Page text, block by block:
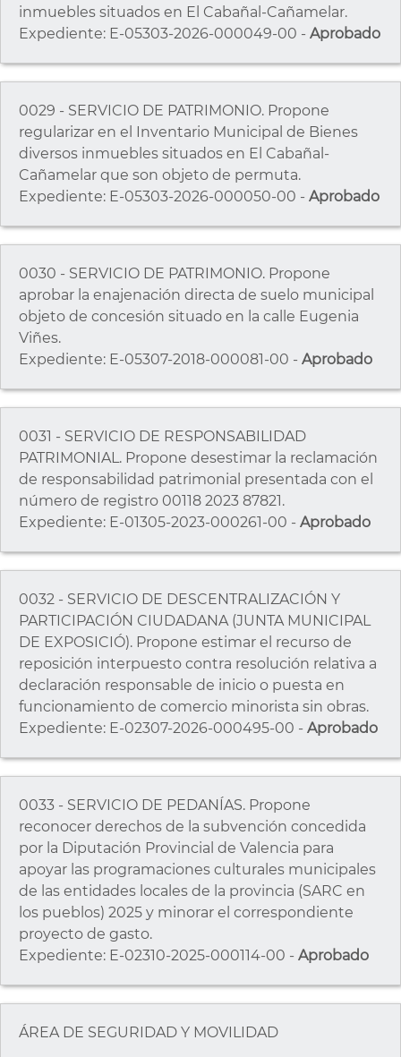
inmuebles situados en El Cabañal-Cañamelar.
Expediente: E-05303-2026-000049-00 - Aprobado
0029 - SERVICIO DE PATRIMONIO. Propone
regularizar en el Inventario Municipal de Bienes
diversos inmuebles situados en El Cabañal-
Cañamelar que son objeto de permuta.
Expediente: E-05303-2026-000050-00 - Aprobado
0030 - SERVICIO DE PATRIMONIO. Propone
aprobar la enajenación directa de suelo municipal
objeto de concesión situado en la calle Eugenia
Viñes.
Expediente: E-05307-2018-000081-00 - Aprobado
0031 - SERVICIO DE RESPONSABILIDAD
PATRIMONIAL. Propone desestimar la reclamación
de responsabilidad patrimonial presentada con el
número de registro 00118 2023 87821.
Expediente: E-01305-2023-000261-00 - Aprobado
0032 - SERVICIO DE DESCENTRALIZACIÓN Y
PARTICIPACIÓN CIUDADANA (JUNTA MUNICIPAL
DE EXPOSICIÓ). Propone estimar el recurso de
reposición interpuesto contra resolución relativa a
declaración responsable de inicio o puesta en
funcionamiento de comercio minorista sin obras.
Expediente: E-02307-2026-000495-00 - Aprobado
0033 - SERVICIO DE PEDANÍAS. Propone
reconocer derechos de la subvención concedida
por la Diputación Provincial de Valencia para
apoyar las programaciones culturales municipales
de las entidades locales de la provincia (SARC en
los pueblos) 2025 y minorar el correspondiente
proyecto de gasto.
Expediente: E-02310-2025-000114-00 - Aprobado
ÁREA DE SEGURIDAD Y MOVILIDAD